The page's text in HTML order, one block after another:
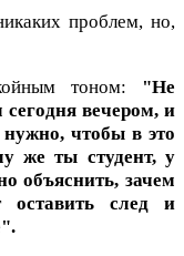
проблем, но,
тоном:
"Не
вечером, и
чтобы в это
же ты студент, у
объяснить, зачем
оставить след и